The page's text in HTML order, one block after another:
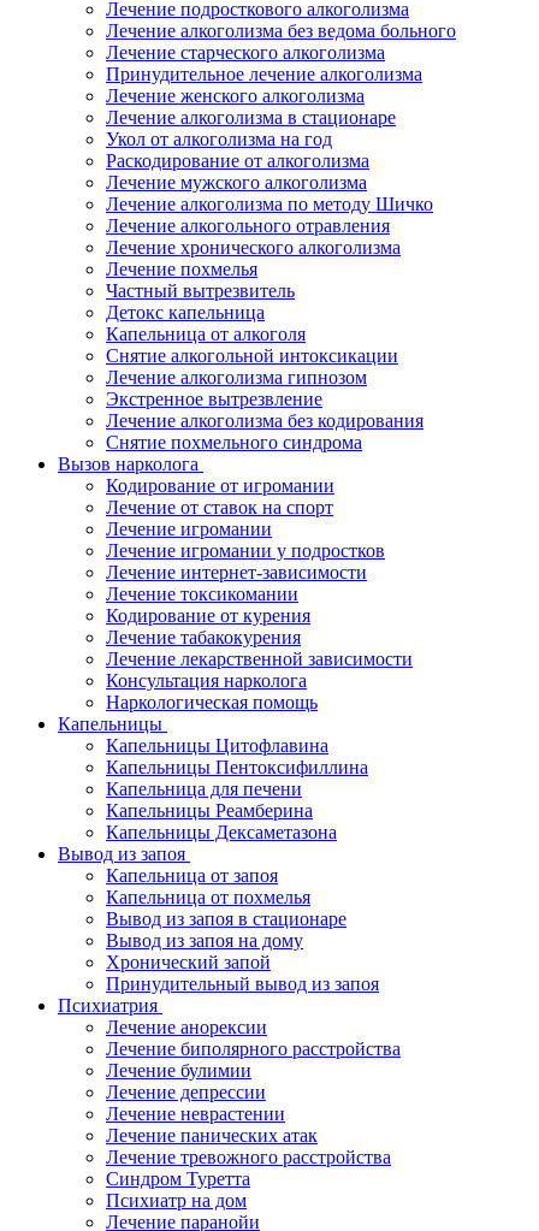
Лечение подросткового алкоголизма
Лечение алкоголизма без ведома больного
Лечение старческого алкоголизма
Принудительное лечение алкоголизма
Лечение женского алкоголизма
Лечение алкоголизма в стационаре
Укол от алкоголизма на год
Раскодирование от алкоголизма
Лечение мужского алкоголизма
Лечение алкоголизма по методу Шичко
Лечение алкогольного отравления
Лечение хронического алкоголизма
Лечение похмелья
Частный вытрезвитель
Детокс капельница
Капельница от алкоголя
Снятие алкогольной интоксикации
Лечение алкоголизма гипнозом
Экстренное вытрезвление
Лечение алкоголизма без кодирования
Снятие похмельного синдрома
Вызов нарколога
Кодирование от игромании
Лечение от ставок на спорт
Лечение игромании
Лечение игромании у подростков
Лечение интернет-зависимости
Лечение токсикомании
Кодирование от курения
Лечение табакокурения
Лечение лекарственной зависимости
Консультация нарколога
Наркологическая помощь
Капельницы
Капельницы Цитофлавина
Капельницы Пентоксифиллина
Капельница для печени
Капельницы Реамберина
Капельницы Дексаметазона
Вывод из запоя
Капельница от запоя
Капельница от похмелья
Вывод из запоя в стационаре
Вывод из запоя на дому
Хронический запой
Принудительный вывод из запоя
Психиатрия
Лечение анорексии
Лечение биполярного расстройства
Лечение булимии
Лечение депрессии
Лечение неврастении
Лечение панических атак
Лечение тревожного расстройства
Синдром Туретта
Психиатр на дом
Лечение паранойи